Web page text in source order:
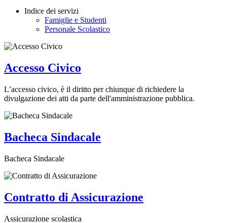
Indice dei servizi
Famiglie e Studenti
Personale Scolastico
Accesso Civico
L’accesso civico, è il diritto per chiunque di richiedere la
divulgazione dei atti da parte dell'amministrazione pubblica.
Bacheca Sindacale
Bacheca Sindacale
Contratto di Assicurazione
Assicurazione scolastica